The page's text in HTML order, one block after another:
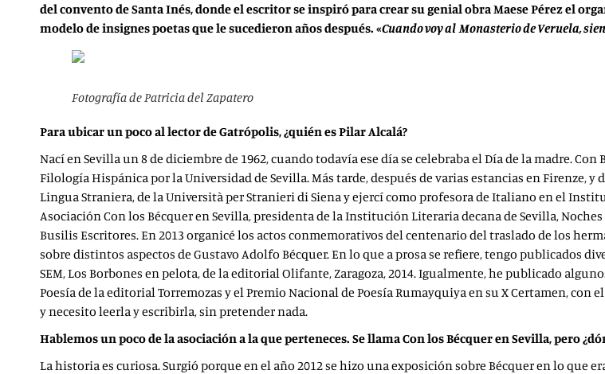
del convento de Santa Inés, donde el escritor se inspiró para crear su genial obra Maese Pérez el
modelo de insignes poetas que le sucedieron años después. «Cuando voy al Monasterio de Veruela,
Fotografía de Patricia del Zapatero
Para ubicar un poco al lector de Gatrópolis, ¿quién es Pilar Alcalá?
Nací en Sevilla un 8 de diciembre de 1962, cuando todavía ese día se celebraba el Día de la madre.
Filología Hispánica por la Universidad de Sevilla. Más tarde, después de varias estancias en
Lingua Straniera, de la Università per Stranieri di Siena y ejercí como profesora de Italiano en el
Asociación Con los Bécquer en Sevilla, presidenta de la Institución Literaria decana de Sevilla,
Busilis Escritores. En 2013 organicé los actos conmemorativos del centenario del traslado de los
sobre distintos aspectos de Gustavo Adolfo Bécquer. En lo que a prosa se refiere, tengo publicados
SEM, Los Borbones en pelota, de la editorial Olifante, Zaragoza, 2014. Igualmente, he publicado
Poesía de la editorial Torremozas y el Premio Nacional de Poesía Rumayquiya en su X Certamen,
y necesito leerla y escribirla, sin pretender nada.
Hablemos un poco de la asociación a la que perteneces. Se llama Con los Bécquer en Sevilla, pero
La historia es curiosa. Surgió porque en el año 2012 se hizo una exposición sobre Bécquer en lo que